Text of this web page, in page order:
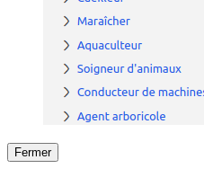
Fermer